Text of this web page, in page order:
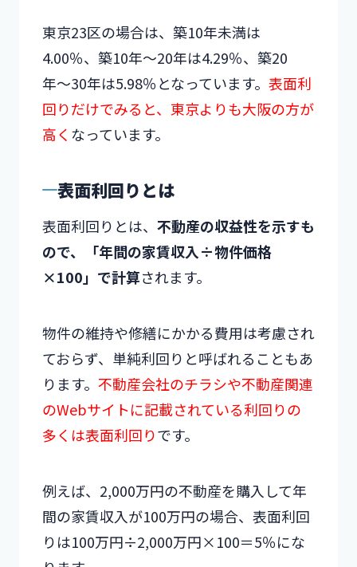
東京23区の場合は、築10年未満は
4.00％、築10年〜20年は4.29％、築20
年〜30年は5.98％となっています。 表面利
回りだけでみると、東京よりも大阪の方が
高く なっています。
表面利回りとは
表面利回りとは、 不動産の収益性を示すも
ので、「年間の家賃収入÷物件価格
×100」で計算されます。
物件の維持や修繕にかかる費用は考慮され
ておらず、単純利回りと呼ばれることもあ
ります。 不動産会社のチラシや不動産関連
のWebサイトに記載されている利回りの
多くは表面利回りです。
例えば、2,000万円の不動産を購入して年
間の家賃収入が100万円の場合、表面利回
りは100万円÷2,000万円×100＝5％にな